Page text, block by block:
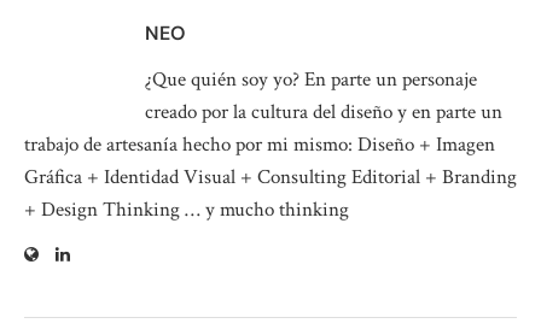
NEO
¿Que quién soy yo? En parte un personaje
creado por la cultura del diseño y en parte un
trabajo de artesanía hecho por mi mismo: Diseño + Imagen
Gráfica + Identidad Visual + Consulting Editorial + Branding
+ Design Thinking … y mucho thinking